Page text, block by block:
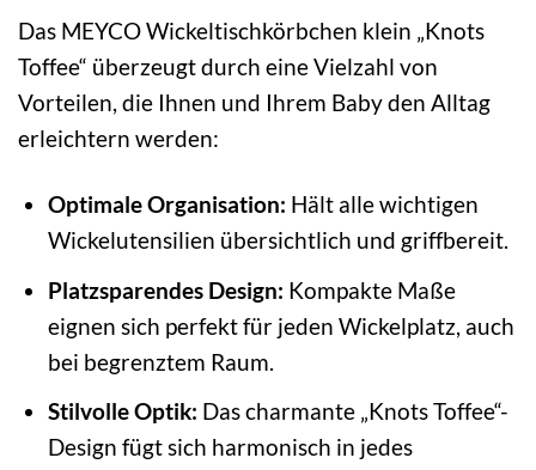
Das MEYCO Wickeltischkörbchen klein „Knots
Toffee“ überzeugt durch eine Vielzahl von
Vorteilen, die Ihnen und Ihrem Baby den Alltag
erleichtern werden:
Optimale Organisation: Hält alle wichtigen
Wickelutensilien übersichtlich und griffbereit.
Platzsparendes Design: Kompakte Maße
eignen sich perfekt für jeden Wickelplatz, auch
bei begrenztem Raum.
Stilvolle Optik: Das charmante „Knots Toffee“-
Design fügt sich harmonisch in jedes